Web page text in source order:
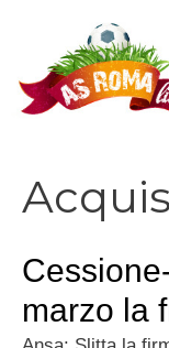
contenuto
marzo la